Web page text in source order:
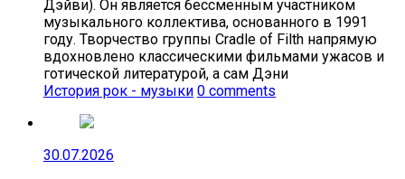
Дэйви). Он является бессменным участником
музыкального коллектива, основанного в 1991
году. Творчество группы Cradle of Filth напрямую
вдохновлено классическими фильмами ужасов и
готической литературой, а сам Дэни
История рок - музыки 0 comments
30.07.2026